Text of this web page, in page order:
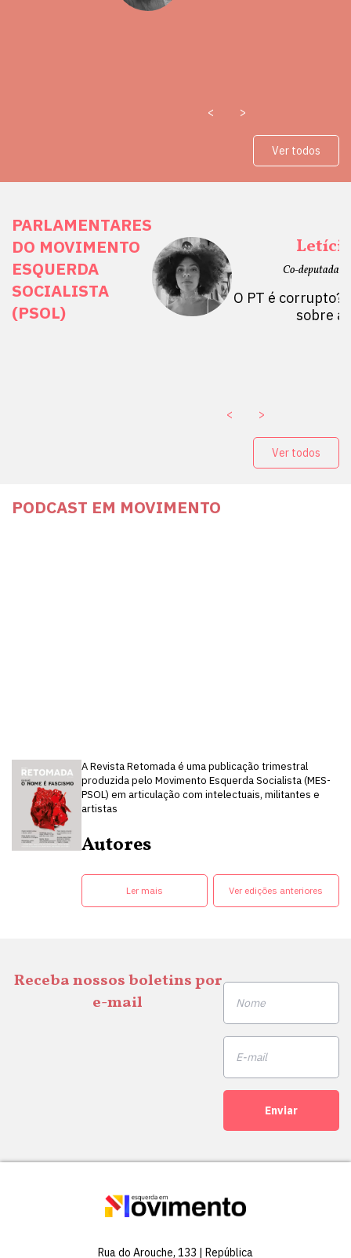
< >
Ver todos
PARLAMENTARES
DO MOVIMENTO
ESQUERDA
SOCIALISTA
(PSOL)
Direitos
do Sul, SP)
Mulheres por +
Público abre
Co-deputada
O PT é corrupto?
sobre a
< >
Ver todos
PODCAST EM MOVIMENTO
A Revista Retomada é uma publicação trimestral
produzida pelo Movimento Esquerda Socialista (MES-
PSOL) em articulação com intelectuais, militantes e
artistas
Autores
Ler mais Ver edições anteriores
Receba nossos boletins por
e-mail
Enviar
Rua do Arouche, 133 | República